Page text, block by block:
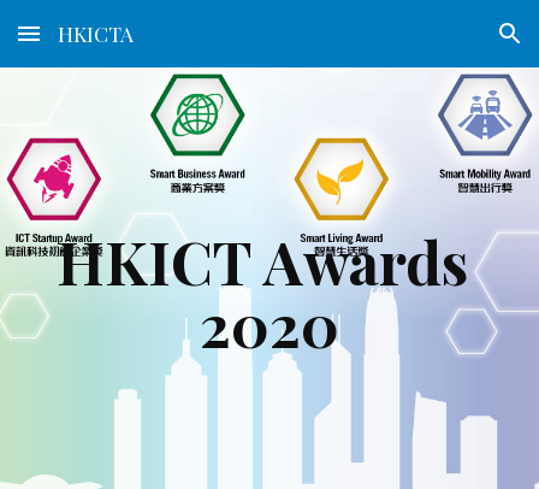
Skip to main content Skip to navigation
HKICTA
HKICT Awards
2020